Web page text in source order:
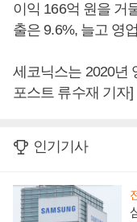
이익 166억 원을 거
출은 9.6%, 늘고 영
세코닉스는 2020년
포스트 류수재 기자]
인기기사